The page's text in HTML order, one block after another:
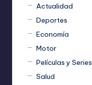
Actualidad
Deportes
Economía
Motor
Películas y Series
Salud